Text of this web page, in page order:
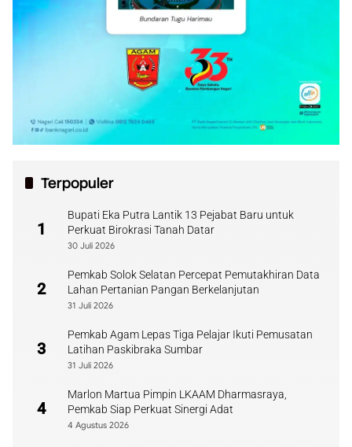
Terpopuler
1
Bupati Eka Putra Lantik 13 Pejabat Baru untuk
Perkuat Birokrasi Tanah Datar
30 Juli 2026
2
Pemkab Solok Selatan Percepat Pemutakhiran Data
Lahan Pertanian Pangan Berkelanjutan
31 Juli 2026
3
Pemkab Agam Lepas Tiga Pelajar Ikuti Pemusatan
Latihan Paskibraka Sumbar
31 Juli 2026
4
Marlon Martua Pimpin LKAAM Dharmasraya,
Pemkab Siap Perkuat Sinergi Adat
4 Agustus 2026